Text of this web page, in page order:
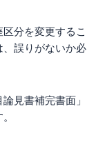
分を変更するこ
、誤りがないか必
見書補完書面」